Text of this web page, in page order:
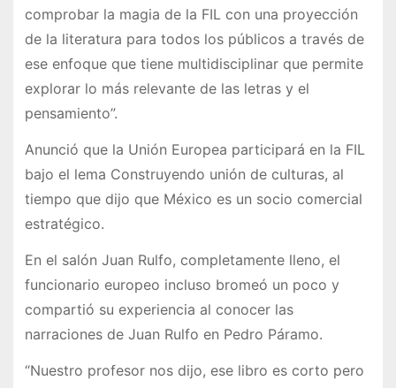
comprobar la magia de la FIL con una proyección
de la literatura para todos los públicos a través de
ese enfoque que tiene multidisciplinar que permite
explorar lo más relevante de las letras y el
pensamiento”.
Anunció que la Unión Europea participará en la FIL
bajo el lema Construyendo unión de culturas, al
tiempo que dijo que México es un socio comercial
estratégico.
En el salón Juan Rulfo, completamente lleno, el
funcionario europeo incluso bromeó un poco y
compartió su experiencia al conocer las
narraciones de Juan Rulfo en Pedro Páramo.
“Nuestro profesor nos dijo, ese libro es corto pero